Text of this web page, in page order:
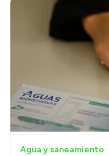
Agua y saneamiento